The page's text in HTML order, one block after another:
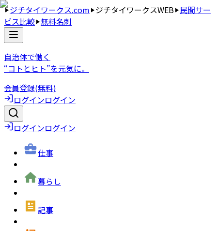
ジチタイワークス.com ジチタイワークスWEB 民間サー
ビス比較 無料名刺
自治体で働く
“コトとヒト”を元気に。
会員登録(無料)
ログインログイン
ログインログイン
仕事
暮らし
記事